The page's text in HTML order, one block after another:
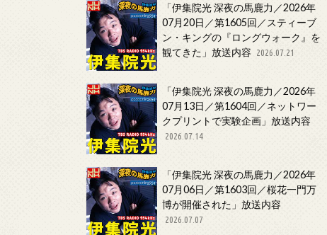
「伊集院光 深夜の馬鹿力／2026年
07月20日／第1605回／スティーブ
ン・キングの『ロングウォーク』を
観てきた」放送内容
2026.07.21
「伊集院光 深夜の馬鹿力／2026年
07月13日／第1604回／ネットワー
クプリントで実験企画」放送内容
2026.07.14
「伊集院光 深夜の馬鹿力／2026年
07月06日／第1603回／桜花一門万
博が開催された」放送内容
2026.07.07